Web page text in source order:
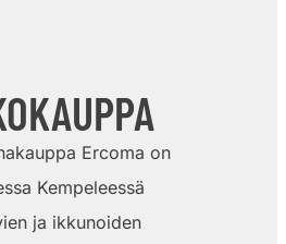
Ercoma on
Kempeleessä
ja ikkunoiden